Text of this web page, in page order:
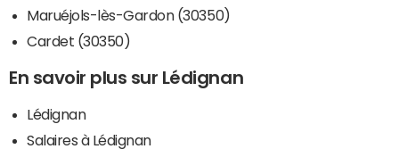
Maruéjols-lès-Gardon (30350)
Cardet (30350)
En savoir plus sur Lédignan
Lédignan
Salaires à Lédignan